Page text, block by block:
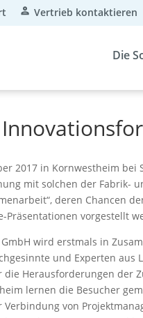
Vertrieb kontaktieren
Die
2017 in Kornwestheim
mit solchen der Fabrik-
deren Chancen
Präsentationen vorgestellt
wird erstmals in
und Experten aus
Herausforderungen der
lernen die Besucher
Verbindung von